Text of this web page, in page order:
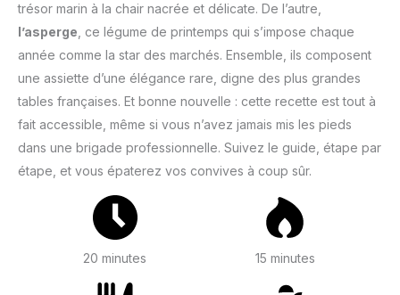
trésor marin à la chair nacrée et délicate. De l’autre,
l’asperge , ce légume de printemps qui s’impose chaque
année comme la star des marchés. Ensemble, ils composent
une assiette d’une élégance rare, digne des plus grandes
tables françaises. Et bonne nouvelle : cette recette est tout à
fait accessible, même si vous n’avez jamais mis les pieds
dans une brigade professionnelle. Suivez le guide, étape par
étape, et vous épaterez vos convives à coup sûr.
20 minutes 15 minutes